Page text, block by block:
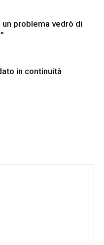
un problema vedrò di
in continuità